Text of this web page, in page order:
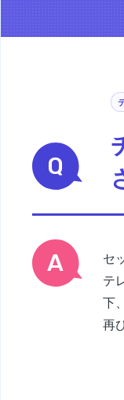
セ
テ
下
再